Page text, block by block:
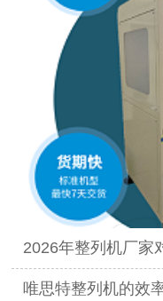
2026年整列机厂家对比
唯思特整列机的效率